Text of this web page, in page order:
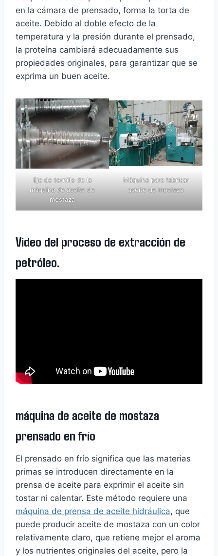
en la cámara de prensado, forma la torta de
aceite. Debido al doble efecto de la
temperatura y la presión durante el prensado,
la proteína cambiará adecuadamente sus
propiedades originales, para garantizar que se
exprima un buen aceite.
Eje de tornillo de la
máquina de aceite de
mostaza
Máquina para fabricar
aceite de mostaza
Video del proceso de extracción de
petróleo.
máquina de aceite de mostaza
prensado en frío
El prensado en frío significa que las materias
primas se introducen directamente en la
prensa de aceite para exprimir el aceite sin
tostar ni calentar. Este método requiere una
máquina de prensa de aceite hidráulica, que
puede producir aceite de mostaza con un color
relativamente claro, que retiene mejor el aroma
y los nutrientes originales del aceite, pero la